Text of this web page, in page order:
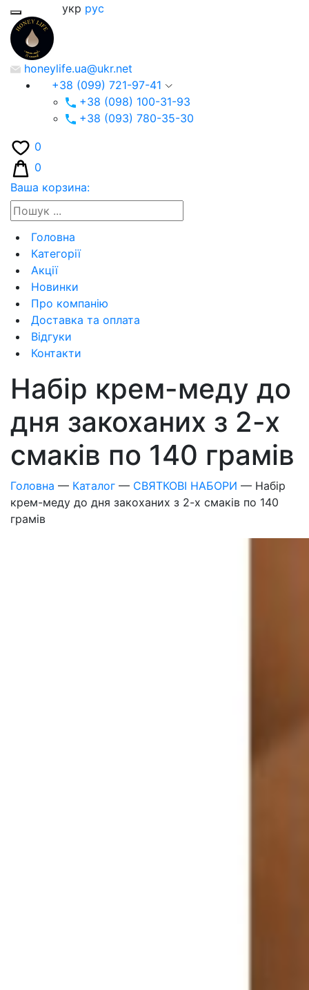
укр рус
honeylife.ua@ukr.net
+38 (099) 721-97-41
+38 (098) 100-31-93
+38 (093) 780-35-30
0
0
Ваша корзина:
Головна
Категорії
Акції
Новинки
Про компанію
Доставка та оплата
Відгуки
Контакти
Набір крем-меду до
дня закоханих з 2-х
смаків по 140 грамів
Головна — Каталог — СВЯТКОВІ НАБОРИ — Набір
крем-меду до дня закоханих з 2-х смаків по 140
грамів